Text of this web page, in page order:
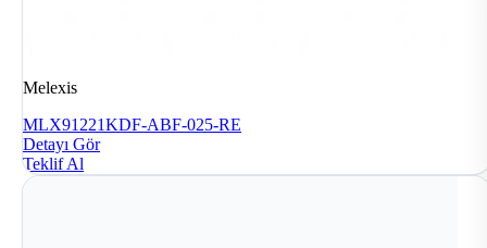
Melexis
MLX91221KDF-ABF-025-RE
Detayı Gör
Teklif Al